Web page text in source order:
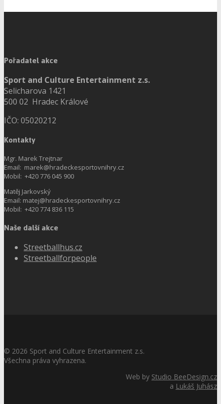
Pořadatel akce
Sport and Culture Entertainment z.s.
Selicharova 1421
500 02 Hradec Králové
IČO: 05020212
Kontakty
Mgr. Marek Trejtnar
Email: marek@hradeckesportovnihry.cz
Mobil: +420 776 045 900
Matěj Jarkovský
Email: matej@hradeckesportovnihry.cz
Mobil: +420 774 836 115
Naše další akce
Streetballhus.cz
Streetballforpeople
© 2026 Sport and Culture Entertainment z.s.
Všechna práva vyhrazena.
Web by Studio BeeDesign.cz
a Lukáš Juhász